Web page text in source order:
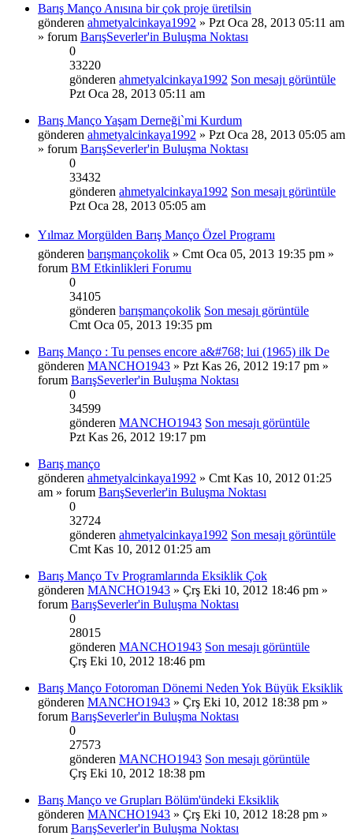
Barış Manço Anısına bir çok proje üretilsin
gönderen ahmetyalcinkaya1992 » Pzt Oca 28, 2013 05:11 am
» forum BarışSeverler'in Buluşma Noktası
0
33220
gönderen ahmetyalcinkaya1992 Son mesajı görüntüle
Pzt Oca 28, 2013 05:11 am
Barış Manço Yaşam Derneği`mi Kurdum
gönderen ahmetyalcinkaya1992 » Pzt Oca 28, 2013 05:05 am
» forum BarışSeverler'in Buluşma Noktası
0
33432
gönderen ahmetyalcinkaya1992 Son mesajı görüntüle
Pzt Oca 28, 2013 05:05 am
Yılmaz Morgülden Barış Manço Özel Programı
gönderen barışmançokolik » Cmt Oca 05, 2013 19:35 pm »
forum BM Etkinlikleri Forumu
0
34105
gönderen barışmançokolik Son mesajı görüntüle
Cmt Oca 05, 2013 19:35 pm
Barış Manço : Tu penses encore a&#768; lui (1965) ilk De
gönderen MANCHO1943 » Pzt Kas 26, 2012 19:17 pm »
forum BarışSeverler'in Buluşma Noktası
0
34599
gönderen MANCHO1943 Son mesajı görüntüle
Pzt Kas 26, 2012 19:17 pm
Barış manço
gönderen ahmetyalcinkaya1992 » Cmt Kas 10, 2012 01:25
am » forum BarışSeverler'in Buluşma Noktası
0
32724
gönderen ahmetyalcinkaya1992 Son mesajı görüntüle
Cmt Kas 10, 2012 01:25 am
Barış Manço Tv Programlarında Eksiklik Çok
gönderen MANCHO1943 » Çrş Eki 10, 2012 18:46 pm »
forum BarışSeverler'in Buluşma Noktası
0
28015
gönderen MANCHO1943 Son mesajı görüntüle
Çrş Eki 10, 2012 18:46 pm
Barış Manço Fotoroman Dönemi Neden Yok Büyük Eksiklik
gönderen MANCHO1943 » Çrş Eki 10, 2012 18:38 pm »
forum BarışSeverler'in Buluşma Noktası
0
27573
gönderen MANCHO1943 Son mesajı görüntüle
Çrş Eki 10, 2012 18:38 pm
Barış Manço ve Grupları Bölüm'ündeki Eksiklik
gönderen MANCHO1943 » Çrş Eki 10, 2012 18:28 pm »
forum BarışSeverler'in Buluşma Noktası